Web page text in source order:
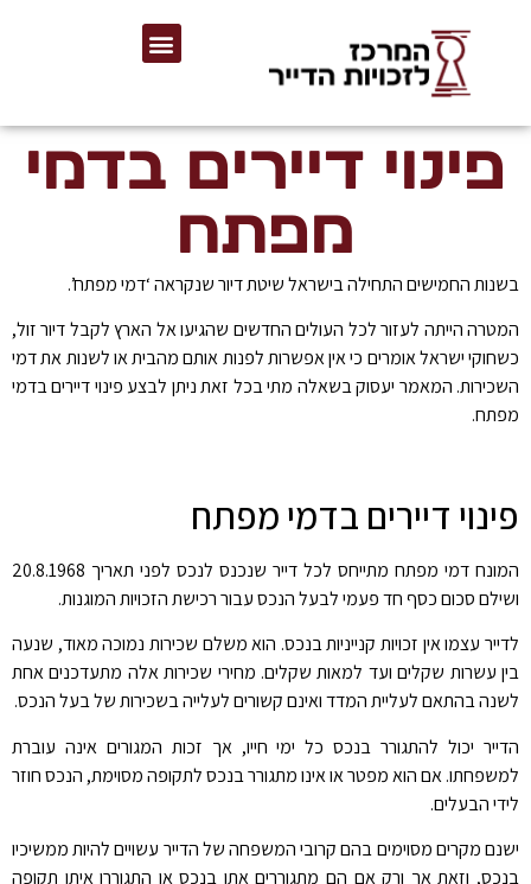
פינוי דיירים בדמי
מפתח
בשנות החמישים התחילה בישראל שיטת דיור שנקראה ‘דמי מפתח’.
המטרה הייתה לעזור לכל העולים החדשים שהגיעו אל הארץ לקבל דיור זול,
כשחוקי ישראל אומרים כי אין אפשרות לפנות אותם מהבית או לשנות את דמי
השכירות. המאמר יעסוק בשאלה מתי בכל זאת ניתן לבצע פינוי דיירים בדמי
מפתח.
פינוי דיירים בדמי מפתח
המונח דמי מפתח מתייחס לכל דייר שנכנס לנכס לפני תאריך 20.8.1968
ושילם סכום כסף חד פעמי לבעל הנכס עבור רכישת הזכויות המוגנות.
לדייר עצמו אין זכויות קנייניות בנכס. הוא משלם שכירות נמוכה מאוד, שנעה
בין עשרות שקלים ועד למאות שקלים. מחירי שכירות אלה מתעדכנים אחת
לשנה בהתאם לעליית המדד ואינם קשורים לעלייה בשכירות של בעל הנכס.
הדייר יכול להתגורר בנכס כל ימי חייו, אך זכות המגורים אינה עוברת
למשפחתו. אם הוא מפטר או אינו מתגורר בנכס לתקופה מסוימת, הנכס חוזר
לידי הבעלים.
ישנם מקרים מסוימים בהם קרובי המשפחה של הדייר עשויים להיות ממשיכיו
בנכס, וזאת אך ורק אם הם מתגוררים אתו בנכס או התגוררו איתו תקופה